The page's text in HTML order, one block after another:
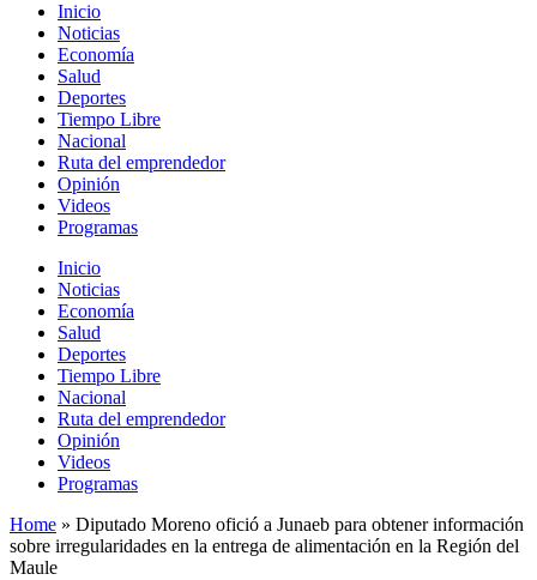
Inicio
Noticias
Economía
Salud
Deportes
Tiempo Libre
Nacional
Ruta del emprendedor
Opinión
Videos
Programas
Inicio
Noticias
Economía
Salud
Deportes
Tiempo Libre
Nacional
Ruta del emprendedor
Opinión
Videos
Programas
Home » Diputado Moreno ofició a Junaeb para obtener información
sobre irregularidades en la entrega de alimentación en la Región del
Maule